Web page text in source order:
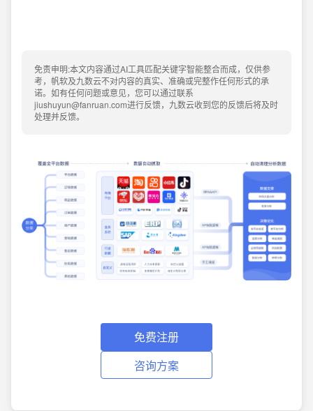
免责申明:本文内容通过AI工具匹配关键字智能整合而成，仅供参
考，帆软及九数云不对内容的真实、准确或完整作任何形式的承
诺。如有任何问题或意见，您可以通过联系
jiushuyun@fanruan.com进行反馈，九数云收到您的反馈后将及时
处理并反馈。
免费注册
咨询方案